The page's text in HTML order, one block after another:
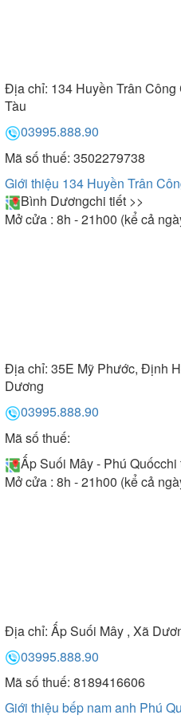
Địa chỉ: 134 Huyền Trân
Tàu
03995.888.90
Mã số thuế: 3502279738
Giới thiệu 134 Huyền Trân
Bình Dươngchi tiết >>
Mở cửa : 8h - 21h00 (kể cả
Địa chỉ: 35E Mỹ Phước, Định
Dương
03995.888.90
Mã số thuế:
Ấp Suối Mây - Phú Quốcchi
Mở cửa : 8h - 21h00 (kể cả
Địa chỉ: Ấp Suối Mây , Xã
03995.888.90
Mã số thuế: 8189416606
Giới thiệu bếp nam anh Phú